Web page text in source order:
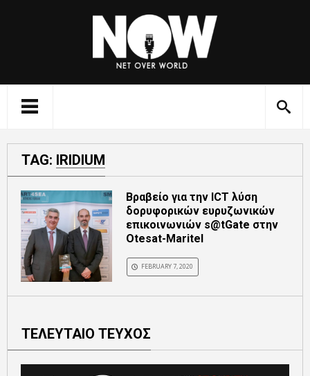
TAG: IRIDIUM
Βραβείο για την ICT λύση
δορυφορικών ευρυζωνικών
επικοινωνιών s@tGate στην
Otesat-Maritel
FEBRUARY 7, 2020
ΤΕΛΕΥΤΑΙΟ ΤΕΥΧΟΣ